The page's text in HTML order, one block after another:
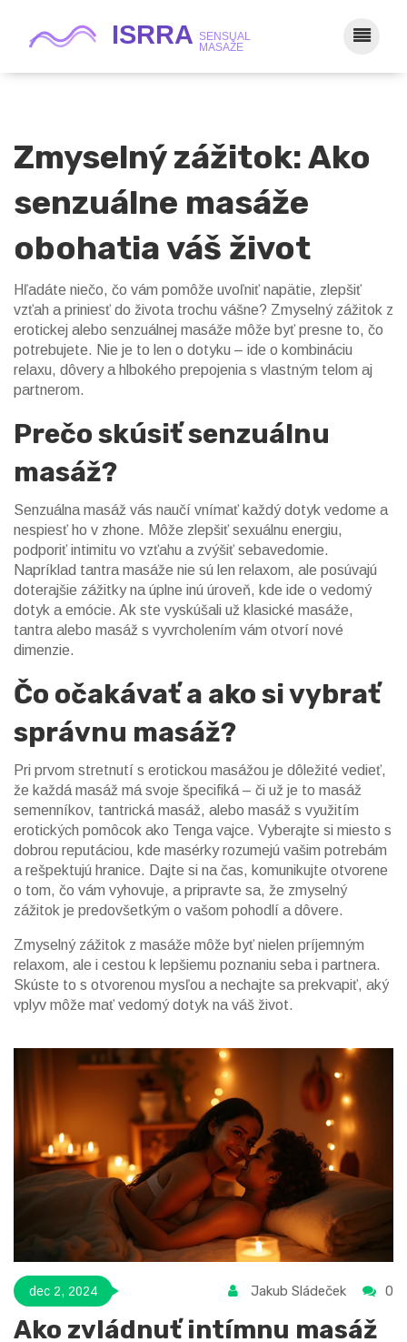
Zmyselný zážitok: Ako
senzuálne masáže
obohatia váš život
Hľadáte niečo, čo vám pomôže uvoľniť napätie, zlepšiť
vzťah a priniesť do života trochu vášne? Zmyselný zážitok z
erotickej alebo senzuálnej masáže môže byť presne to, čo
potrebujete. Nie je to len o dotyku – ide o kombináciu
relaxu, dôvery a hlbokého prepojenia s vlastným telom aj
partnerom.
Prečo skúsiť senzuálnu
masáž?
Senzuálna masáž vás naučí vnímať každý dotyk vedome a
nespiesť ho v zhone. Môže zlepšiť sexuálnu energiu,
podporiť intimitu vo vzťahu a zvýšiť sebavedomie.
Napríklad tantra masáže nie sú len relaxom, ale posúvajú
doterajšie zážitky na úplne inú úroveň, kde ide o vedomý
dotyk a emócie. Ak ste vyskúšali už klasické masáže,
tantra alebo masáž s vyvrcholením vám otvorí nové
dimenzie.
Čo očakávať a ako si vybrať
správnu masáž?
Pri prvom stretnutí s erotickou masážou je dôležité vedieť,
že každá masáž má svoje špecifiká – či už je to masáž
semenníkov, tantrická masáž, alebo masáž s využitím
erotických pomôcok ako Tenga vajce. Vyberajte si miesto s
dobrou reputáciou, kde masérky rozumejú vašim potrebám
a rešpektujú hranice. Dajte si na čas, komunikujte otvorene
o tom, čo vám vyhovuje, a pripravte sa, že zmyselný
zážitok je predovšetkým o vašom pohodlí a dôvere.
Zmyselný zážitok z masáže môže byť nielen príjemným
relaxom, ale i cestou k lepšiemu poznaniu seba i partnera.
Skúste to s otvorenou mysľou a nechajte sa prekvapiť, aký
vplyv môže mať vedomý dotyk na váš život.
dec 2, 2024 Jakub Sládeček 0
Ako zvládnuť intímnu masáž